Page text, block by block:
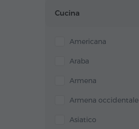
Cucina
Americana
Araba
Armena
Armena occidentale
Asiatico